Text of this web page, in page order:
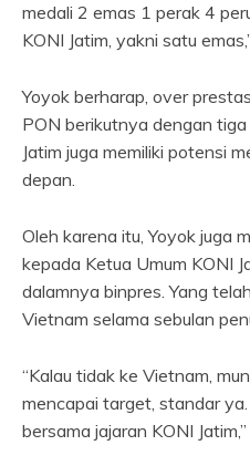
medali 2 emas 1 perak 4
KONI Jatim, yakni satu
Yoyok berharap, over
PON berikutnya dengan
Jatim juga memiliki potensi
depan.
Oleh karena itu, Yoyok juga
kepada Ketua Umum KONI
dalamnya binpres. Yang
Vietnam selama sebulan
“Kalau tidak ke Vietnam,
mencapai target, standar
bersama jajaran KONI